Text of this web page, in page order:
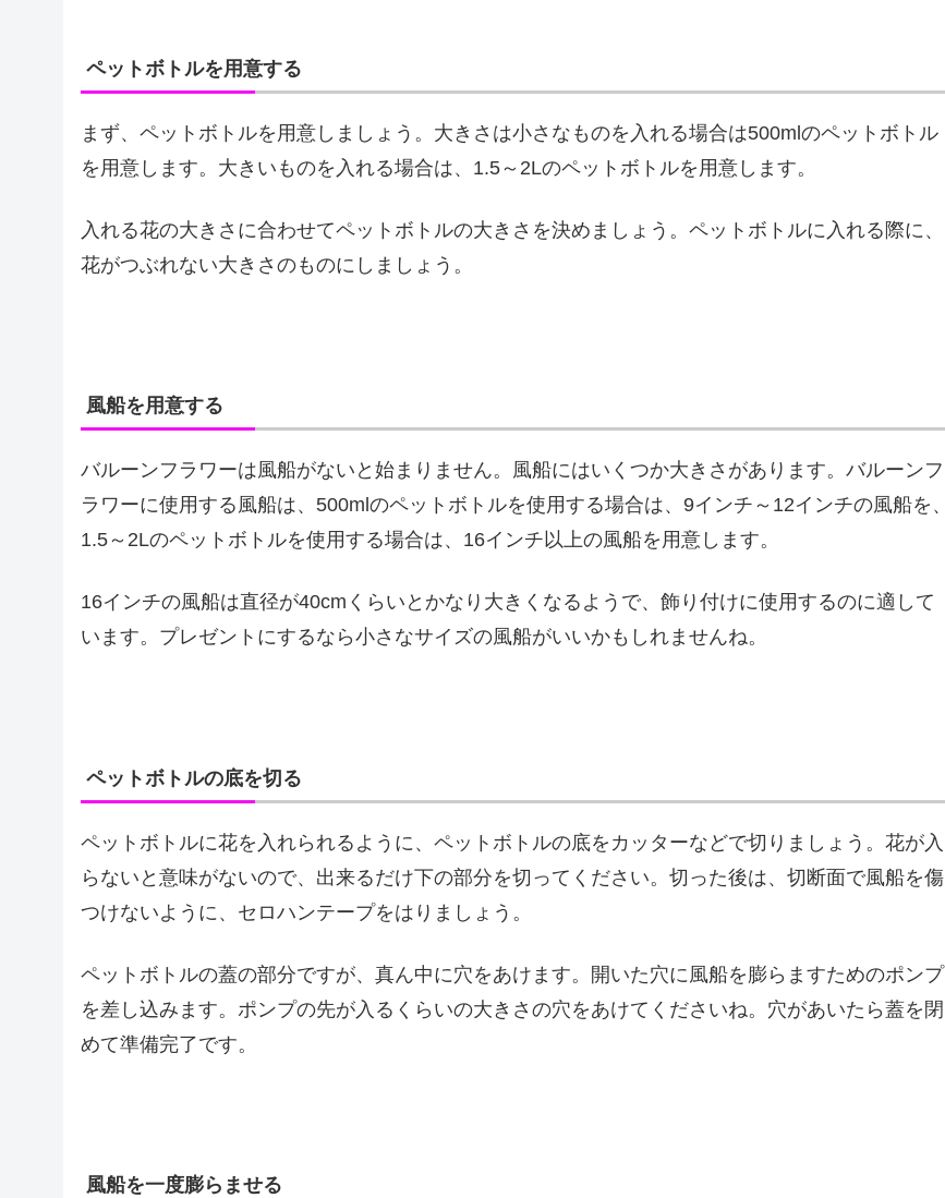
ペットボトルを用意する
まず、ペットボトルを用意しましょう。大きさは小さなものを入れる場合は500mlのペットボトル
を用意します。大きいものを入れる場合は、1.5～2Lのペットボトルを用意します。
入れる花の大きさに合わせてペットボトルの大きさを決めましょう。ペットボトルに入れる際に、
花がつぶれない大きさのものにしましょう。
風船を用意する
バルーンフラワーは風船がないと始まりません。風船にはいくつか大きさがあります。バルーンフ
ラワーに使用する風船は、500mlのペットボトルを使用する場合は、9インチ～12インチの風船を、
1.5～2Lのペットボトルを使用する場合は、16インチ以上の風船を用意します。
16インチの風船は直径が40cmくらいとかなり大きくなるようで、飾り付けに使用するのに適して
います。プレゼントにするなら小さなサイズの風船がいいかもしれませんね。
ペットボトルの底を切る
ペットボトルに花を入れられるように、ペットボトルの底をカッターなどで切りましょう。花が入
らないと意味がないので、出来るだけ下の部分を切ってください。切った後は、切断面で風船を傷
つけないように、セロハンテープをはりましょう。
ペットボトルの蓋の部分ですが、真ん中に穴をあけます。開いた穴に風船を膨らますためのポンプ
を差し込みます。ポンプの先が入るくらいの大きさの穴をあけてくださいね。穴があいたら蓋を閉
めて準備完了です。
風船を一度膨らませる